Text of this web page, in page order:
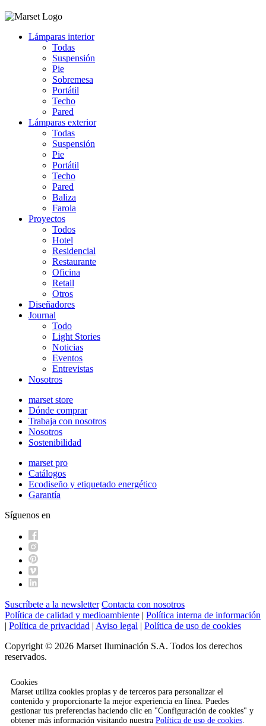
Lámparas interior
Todas
Suspensión
Pie
Sobremesa
Portátil
Techo
Pared
Lámparas exterior
Todas
Suspensión
Pie
Portátil
Techo
Pared
Baliza
Farola
Proyectos
Todos
Hotel
Residencial
Restaurante
Oficina
Retail
Otros
Diseñadores
Journal
Todo
Light Stories
Noticias
Eventos
Entrevistas
Nosotros
marset store
Dónde comprar
Trabaja con nosotros
Nosotros
Sostenibilidad
marset pro
Catálogos
Ecodiseño y etiquetado energético
Garantía
Síguenos en
Suscríbete a la newsletter Contacta con nosotros
Política de calidad y medioambiente | Política interna de información
| Política de privacidad | Aviso legal | Política de uso de cookies
Copyright © 2026 Marset Iluminación S.A. Todos los derechos
reservados.
Cookies
Marset utiliza cookies propias y de terceros para personalizar el
contenido y proporcionarte la mejor experiencia en línea. Puedes
gestionar tus preferencias haciendo clic en "Configuración de cookies" y
obtener más información visitando nuestra Política de uso de cookies.